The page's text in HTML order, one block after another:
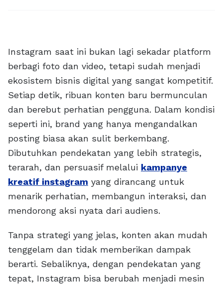
Instagram saat ini bukan lagi sekadar platform
berbagi foto dan video, tetapi sudah menjadi
ekosistem bisnis digital yang sangat kompetitif.
Setiap detik, ribuan konten baru bermunculan
dan berebut perhatian pengguna. Dalam kondisi
seperti ini, brand yang hanya mengandalkan
posting biasa akan sulit berkembang.
Dibutuhkan pendekatan yang lebih strategis,
terarah, dan persuasif melalui kampanye
kreatif instagram yang dirancang untuk
menarik perhatian, membangun interaksi, dan
mendorong aksi nyata dari audiens.
Tanpa strategi yang jelas, konten akan mudah
tenggelam dan tidak memberikan dampak
berarti. Sebaliknya, dengan pendekatan yang
tepat, Instagram bisa berubah menjadi mesin